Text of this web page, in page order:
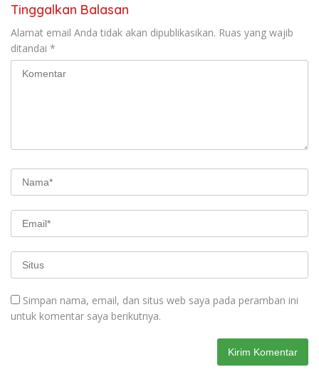
Tinggalkan Balasan
Alamat email Anda tidak akan dipublikasikan. Ruas yang wajib
ditandai *
Simpan nama, email, dan situs web saya pada peramban ini
untuk komentar saya berikutnya.